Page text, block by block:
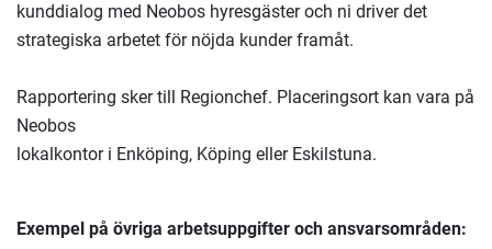
kunddialog med Neobos hyresgäster och ni driver det
strategiska arbetet för nöjda kunder framåt.
Rapportering sker till Regionchef. Placeringsort kan vara på
Neobos
lokalkontor i Enköping, Köping eller Eskilstuna.
Exempel på övriga arbetsuppgifter och ansvarsområden: